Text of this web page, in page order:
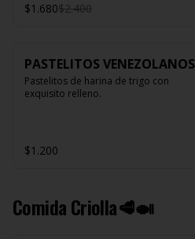
$1.680$2.400
PASTELITOS VENEZOLANOS
Pastelitos de harina de trigo con
exquisito relleno.
$1.200
Comida Criolla🥩🍛